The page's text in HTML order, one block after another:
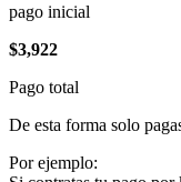
pago inicial
$3,922
Pago total
De esta forma solo
Por ejemplo: